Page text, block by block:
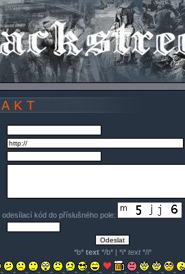
odesílací kód do příslušného pole:
*b* text*/b* | *i* text*/i*